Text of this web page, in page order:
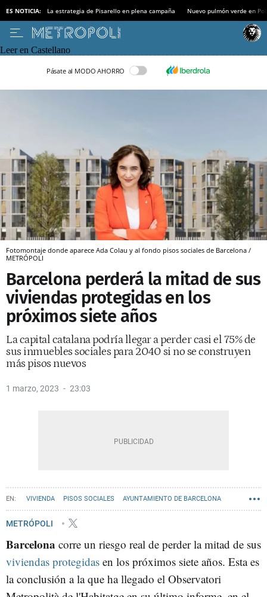
ES NOTICIA: La estrategia de Pisarello en plena campaña Nuevo pulmón verde en
Leer en Castellano
Pásate al MODO AHORRO
Fotomontaje donde aparece Ada Colau y al fondo pisos sociales de Barcelona /
METRÓPOLI
Barcelona perderá la mitad de sus
viviendas protegidas en los
próximos siete años
La capital catalana podría llegar a perder casi el 75% de
sus inmuebles sociales para 2040 si no se construyen
más pisos nuevos
1 marzo, 2023 23:03
VIVIENDA PISOS SOCIALES AYUNTAMIENTO DE BARCELONA
VIVIENDAS
METRÓPOLI
Barcelona corre un riesgo real de perder la mitad de sus
viviendas protegidas en los próximos siete años. Esta es
la conclusión a la que ha llegado el Observatori